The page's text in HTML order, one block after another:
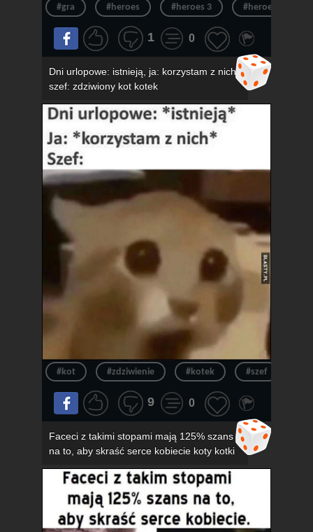
#gra #heroes #heroes 3 #heroes of
1 0
Dni urlopowe: istnieją, ja: korzystam z nich,
szef: zdziwiony kot kotek
#kot #zdziwienie #kotek #szef
9 0
Faceci z takimi stopami mają 125% szans
na to, aby skraść serce kobiecie koty kotki